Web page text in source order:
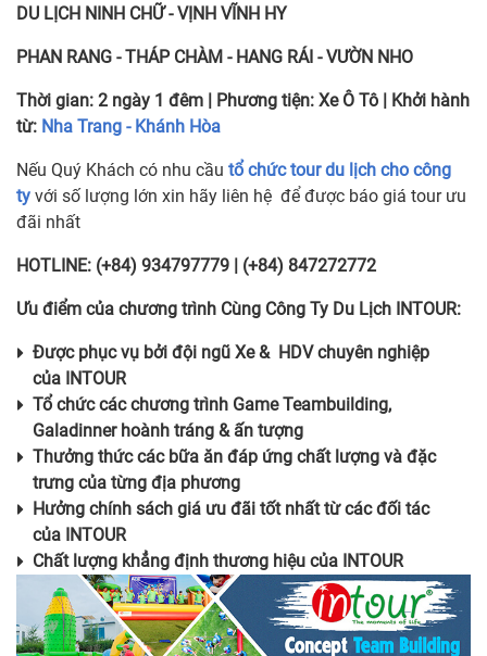
DU LỊCH NINH CHỮ - VỊNH VĨNH HY
PHAN RANG - THÁP CHÀM - HANG RÁI - VƯỜN NHO
Thời gian: 2 ngày 1 đêm | Phương tiện: Xe Ô Tô | Khởi hành
từ: Nha Trang - Khánh Hòa
Nếu Quý Khách có nhu cầu tổ chức tour du lịch cho công
ty với số lượng lớn xin hãy liên hệ để được báo giá tour ưu
đãi nhất
HOTLINE: (+84) 934797779 | (+84) 847272772
Ưu điểm của chương trình Cùng Công Ty Du Lịch INTOUR:
Được phục vụ bởi đội ngũ Xe & HDV chuyên nghiệp
của INTOUR
Tổ chức các chương trình Game Teambuilding,
Galadinner hoành tráng & ấn tượng
Thưởng thức các bữa ăn đáp ứng chất lượng và đặc
trưng của từng địa phương
Hưởng chính sách giá ưu đãi tốt nhất từ các đối tác
của INTOUR
Chất lượng khẳng định thương hiệu của INTOUR